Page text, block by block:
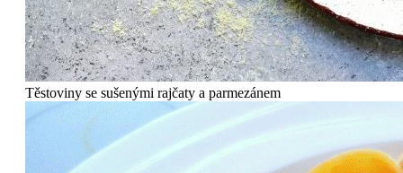
Těstoviny se sušenými rajčaty a parmezánem